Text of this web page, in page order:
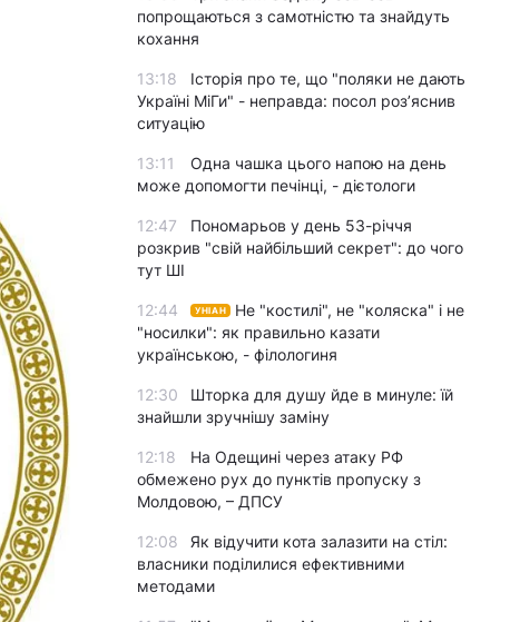
попрощаються з самотністю та знайдуть
кохання
13:18
Історія про те, що "поляки не дають
Україні МіГи" - неправда: посол роз’яснив
ситуацію
13:11
Одна чашка цього напою на день
може допомогти печінці, - дієтологи
12:47
Пономарьов у день 53-річчя
розкрив "свій найбільший секрет": до чого
тут ШІ
12:44 УНІАН
Не "костилі", не "коляска" і не
"носилки": як правильно казати
українською, - філологиня
12:30
Шторка для душу йде в минуле: їй
знайшли зручнішу заміну
12:18
На Одещині через атаку РФ
обмежено рух до пунктів пропуску з
Молдовою, – ДПСУ
12:08
Як відучити кота залазити на стіл:
власники поділилися ефективними
методами